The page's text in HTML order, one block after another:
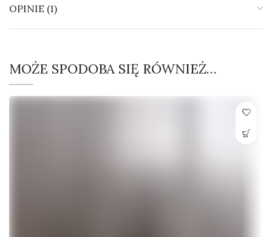
OPINIE (1)
MOŻE SPODOBA SIĘ RÓWNIEŻ…